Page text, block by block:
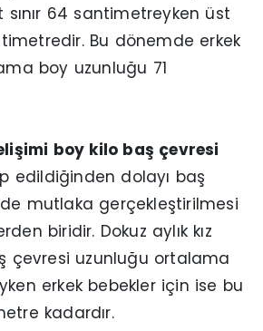
64 santimetreyken üst
Bu dönemde erkek
boy uzunluğu 71
boy kilo baş çevresi
edildiğinden dolayı baş
mutlaka gerçekleştirilmesi
biridir. Dokuz aylık kız
çevresi uzunluğu ortalama
erkek bebekler için ise bu
kadardır.